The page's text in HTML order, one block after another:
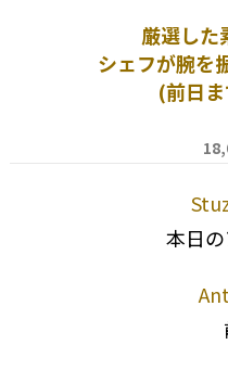
厳選した
シェフが腕を
(前日
本日